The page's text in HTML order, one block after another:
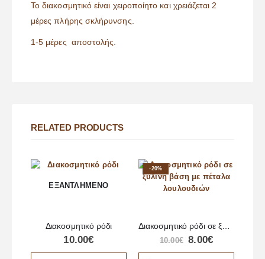
Το διακοσμητικό είναι χειροποίητο και χρειάζεται 2
μέρες πλήρης σκλήρυνσης.
1-5 μέρες αποστολής.
RELATED PRODUCTS
ΕΞΑΝΤΛΗΜΈΝΟ
Διακοσμητικό ρόδι
10.00€
-20%
10.00€ 8.00€